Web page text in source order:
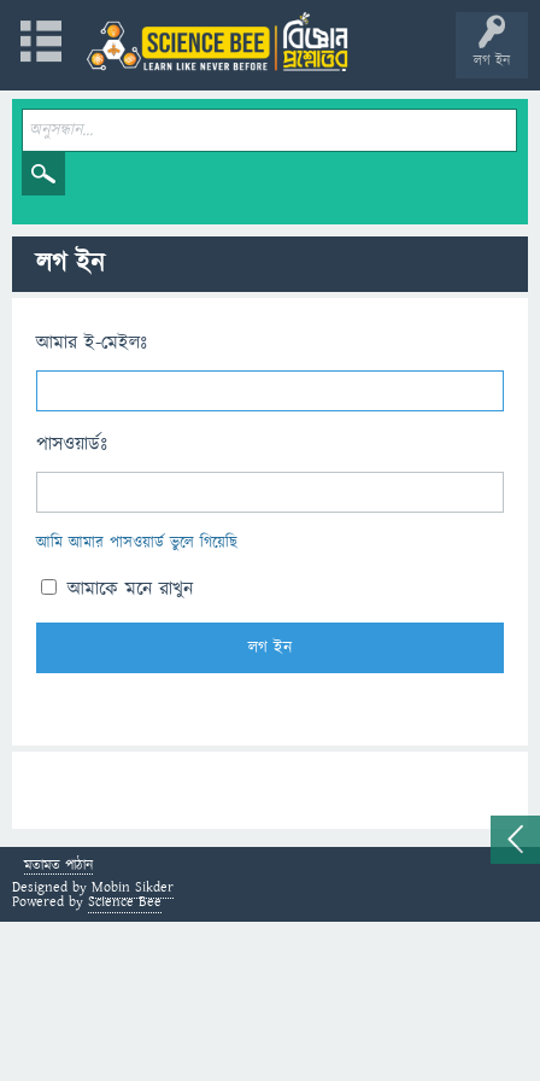
লগ ইন
লগ ইন
আমার ই-মেইলঃ
পাসওয়ার্ডঃ
আমি আমার পাসওয়ার্ড ভুলে গিয়েছি
আমাকে মনে রাখুন
মতামত পাঠান
Designed by Mobin Sikder
Powered by Science Bee